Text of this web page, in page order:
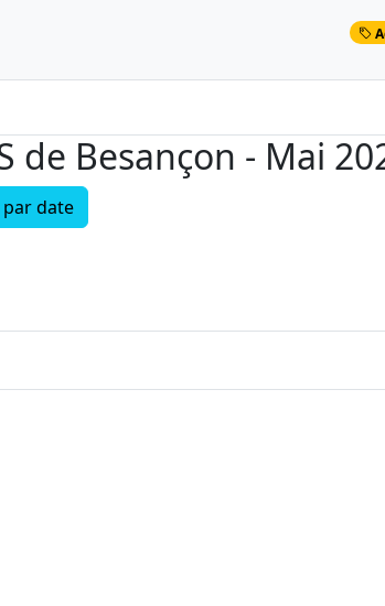
de Besançon - Mai
date